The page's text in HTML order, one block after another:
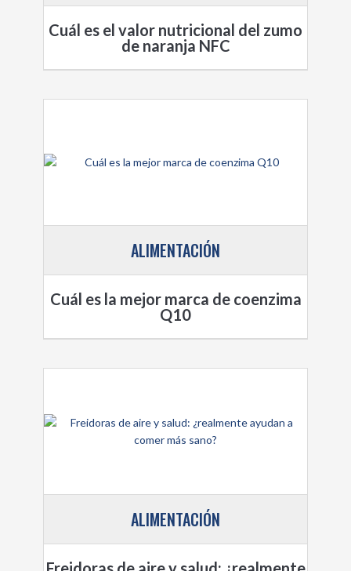
Cuál es el valor nutricional del zumo
de naranja NFC
ALIMENTACIÓN
Cuál es la mejor marca de coenzima
Q10
ALIMENTACIÓN